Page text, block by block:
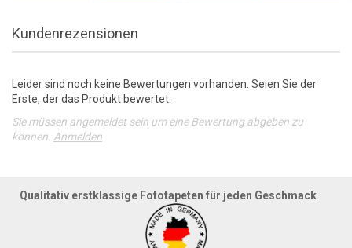
Kundenrezensionen
Leider sind noch keine Bewertungen vorhanden. Seien Sie der
Erste, der das Produkt bewertet.
Sie müssen angemeldet sein um eine Bewertung abgeben zu
können. Anmelden
Qualitativ erstklassige Fototapeten für jeden Geschmack